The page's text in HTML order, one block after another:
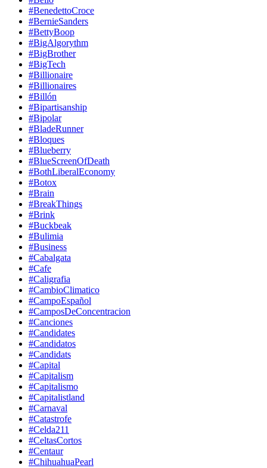
#BenedettoCroce
#BernieSanders
#BettyBoop
#BigAlgorythm
#BigBrother
#BigTech
#Billionaire
#Billionaires
#Billón
#Bipartisanship
#Bipolar
#BladeRunner
#Bloques
#Blueberry
#BlueScreenOfDeath
#BothLiberalEconomy
#Botox
#Brain
#BreakThings
#Brink
#Buckbeak
#Bulimia
#Business
#Cabalgata
#Cafe
#Caligrafia
#CambioClimatico
#CampoEspañol
#CamposDeConcentracion
#Canciones
#Candidates
#Candidatos
#Candidats
#Capital
#Capitalism
#Capitalismo
#Capitalistland
#Carnaval
#Catastrofe
#Celda211
#CeltasCortos
#Centaur
#ChihuahuaPearl